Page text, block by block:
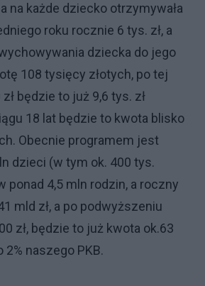
na każde dziecko otrzymywała
roku rocznie 6 tys. zł, a
dziecka do jego
108 tysięcy złotych, po tej
będzie to już 9,6 tys. zł
18 lat będzie to kwota blisko
Obecnie programem jest
dzieci (w tym ok. 400 tys.
ponad 4,5 mln rodzin, a roczny
mld zł, a po podwyższeniu
zł, będzie to już kwota ok.63
2% naszego PKB.